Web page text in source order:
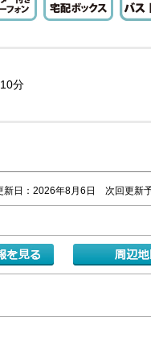
分
新日：2026年8月6日 次回更新